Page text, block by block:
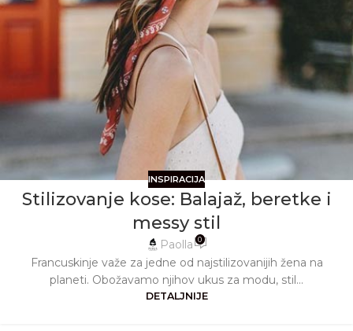
INSPIRACIJA
Stilizovanje kose: Balajaž, beretke i
messy stil
Paolla 0
Francuskinje važe za jedne od najstilizovanijih žena na
planeti. Obožavamo njihov ukus za modu, stil...
DETALJNIJE